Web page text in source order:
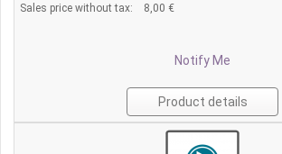
Sales price without tax:
8,00 €
Notify Me
Product details